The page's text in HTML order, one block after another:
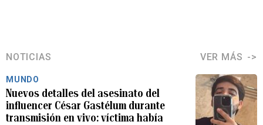
NOTICIAS VER MÁS
MUNDO
Nuevos detalles del asesinato del
influencer César Gastélum durante
transmisión en vivo: víctima había